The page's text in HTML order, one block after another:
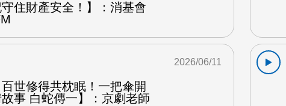
守住財產安全！】：消基會
百世修得共枕眠！一把傘開
事 白蛇傳一】：京劇老師
2026/06/11